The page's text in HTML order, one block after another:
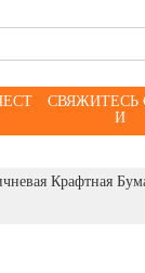
СВЯЖИТЕСЬ
И
Крафтная